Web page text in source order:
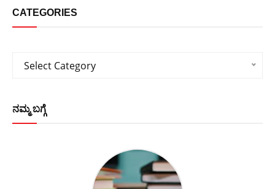
CATEGORIES
Categories
Select Category
ನಮ್ಮ ಬಗ್ಗೆ